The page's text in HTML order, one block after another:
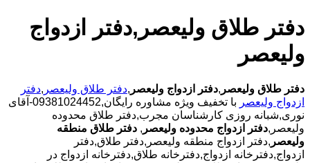
دفتر طلاق ولیعصر,دفتر ازدواج
ولیعصر
دفتر طلاق ولیعصر ,دفتر ازدواج ولیعصر ,دفتر طلاق ولیعصر ,دفتر
ازدواج ولیعصر
با تخفیف ویژه مشاوره رایگان,09381024452-آقای
نوری,شبانه روزی کارشناسان مجرب,دفتر طلاق محدوده
ولیعصر,دفتر ازدواج محدوده ولیعصر , دفتر طلاق منطقه
ولیعصر ,دفتر ازدواج منطقه ولیعصر,دفتر طلاق,دفتر
ازدواج,دفترخانه ازدواج,دفترخانه طلاق,دفترخانه ازدواج در